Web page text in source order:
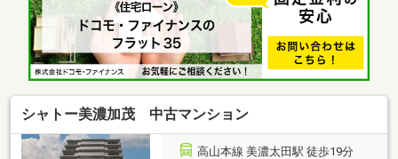
シャトー美濃加茂 中古マンション
高山本線 美濃太田駅 徒歩19分